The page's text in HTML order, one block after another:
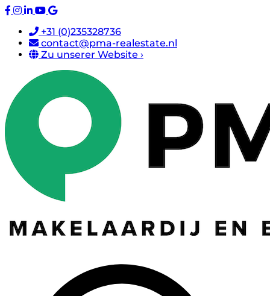
+31 (0)235328736
contact@pma-realestate.nl
Zu unserer Website ›